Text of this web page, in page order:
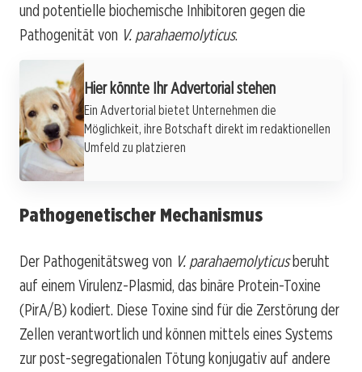
und potentielle biochemische Inhibitoren gegen die
Pathogenität von V. parahaemolyticus.
Hier könnte Ihr Advertorial stehen
Ein Advertorial bietet Unternehmen die
Möglichkeit, ihre Botschaft direkt im redaktionellen
Umfeld zu platzieren
Pathogenetischer Mechanismus
Der Pathogenitätsweg von V. parahaemolyticusberuht
auf einem Virulenz-Plasmid, das binäre Protein-Toxine
(PirA/B) kodiert. Diese Toxine sind für die Zerstörung der
Zellen verantwortlich und können mittels eines Systems
zur post-segregationalen Tötung konjugativ auf andere